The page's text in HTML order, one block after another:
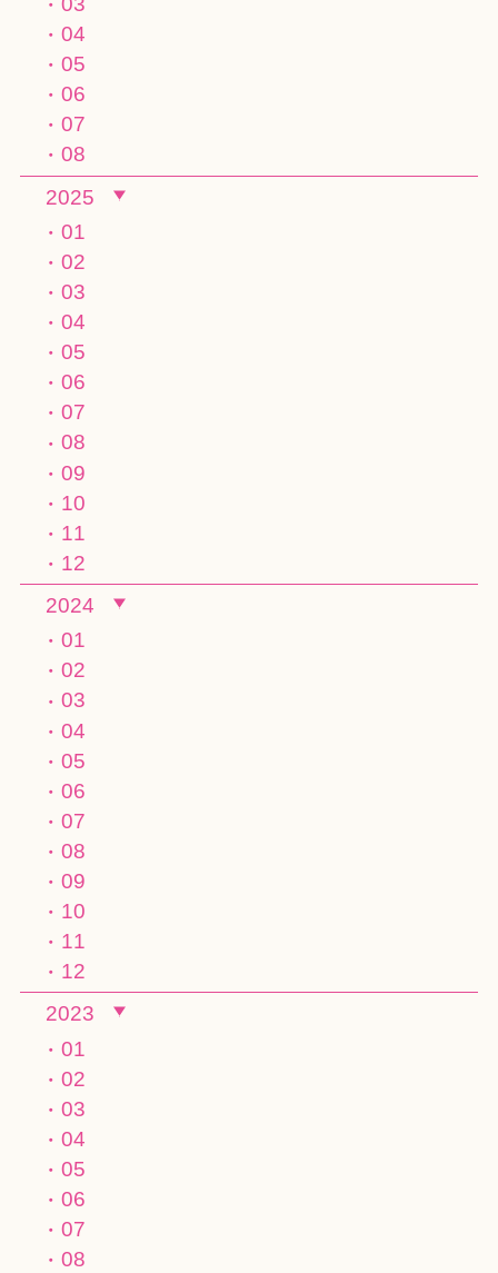
04
05
06
07
08
2025
01
02
03
04
05
06
07
08
09
10
11
12
2024
01
02
03
04
05
06
07
08
09
10
11
12
2023
01
02
03
04
05
06
07
08